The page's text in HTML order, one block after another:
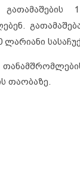
თაობაზე.